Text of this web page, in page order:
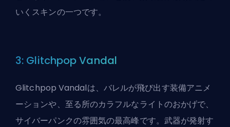
いくスキンの一つです。
3: Glitchpop Vandal
Glitchpop Vandalは、バレルが飛び出す装備アニメ
ーションや、至る所のカラフルなライトのおかげで、
サイバーパンクの雰囲気の最高峰です。武器が発射す